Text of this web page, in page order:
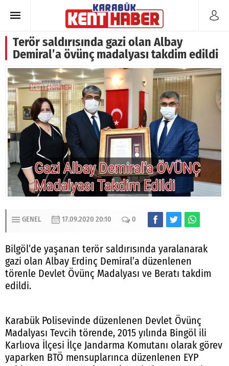
Terör saldırısında gazi olan Albay
Demiral’a övünç madalyası takdim edildi
GENEL 17.09.2020 20:10 0
Bilgöl’de yaşanan terör saldırısında yaralanarak
gazi olan Albay Erdinç Demiral’a düzenlenen
törenle Devlet Övünç Madalyası ve Beratı takdim
edildi.
Karabük Polisevinde düzenlenen Devlet Övünç
Madalyası Tevcih törende, 2015 yılında Bingöl ili
Karlıova İlçesi İlçe Jandarma Komutanı olarak görev
yaparken BTÖ mensuplarınca düzenlenen EYP